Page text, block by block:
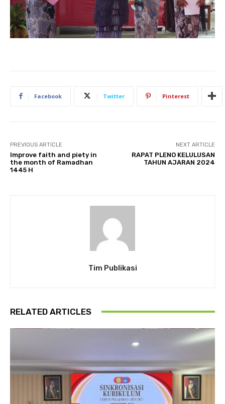
Facebook Twitter Pinterest
PREVIOUS ARTICLE
Improve faith and piety in
the month of Ramadhan
1445 H
NEXT ARTICLE
RAPAT PLENO KELULUSAN
TAHUN AJARAN 2024
Tim Publikasi
RELATED ARTICLES